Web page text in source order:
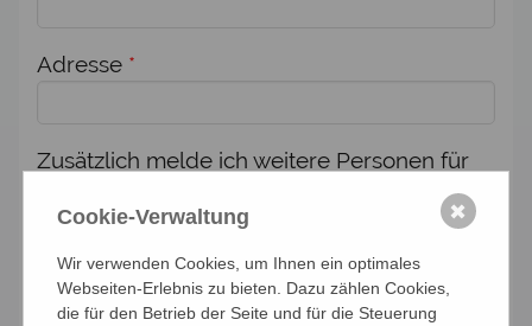
Adresse *
Zusätzlich melde ich weitere Personen für
Cookie-Verwaltung
Wir verwenden Cookies, um Ihnen ein optimales
Webseiten-Erlebnis zu bieten. Dazu zählen Cookies,
die für den Betrieb der Seite und für die Steuerung
✖